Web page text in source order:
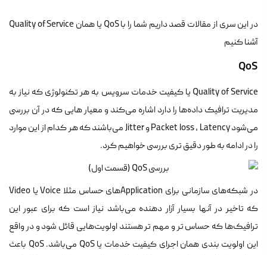
در این سری از مقالات قصد داریم شما را با QoS یا همان Quality of Service
آشنا کنیم
QoS
Quality of Service یا کیفیت خدمات سرویس به هر تکنولوژی که نیاز به
مدیریت ترافیک داده‌ها را دارد اشاره می‌کند و معیار هایی که در آن بررسی
می‌شود Packet loss ، Latency و Jitter می‌باشند که هر کدام از این موارد
را در ادامه به طور دقیق تری بررسی خواهیم کرد.
در شبکه‌های سازمانی برای Application‌های حساس مثلا Voice یا Video
که تاخیر در آنها بسیار آزار دهنده می‌باشد نیاز است که برای عبور این
ترافیک‌ها که حساس تر و مهم تر هستند اولویت‌هایی قائل شود و در واقع
این اولویت بندی همان اجرای کیفیت خدمات یا QoS می‌باشد. QoS باعث